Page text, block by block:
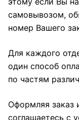
самовывозом,
номер Вашего
Для каждого
один способ
по частям
Оформляя заказ
соглашаетесь с